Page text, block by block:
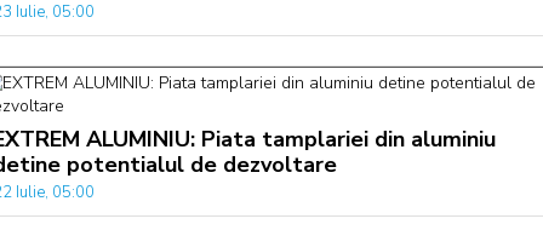
Iulie, 05:00
ALUMINIU: Piata tamplariei din aluminiu
potentialul de dezvoltare
Iulie, 05:00